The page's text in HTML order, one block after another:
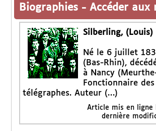
Biographies - Accéder aux
Silberling, (Louis)
Né le 6 juillet
(Bas-Rhin),
à Nancy
Fonctionnaire
télégraphes. Auteur (…)
Article mis en ligne
dernière